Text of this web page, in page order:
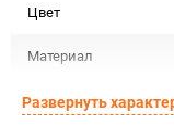
Цвет
Материал
Срок годности
Развернуть